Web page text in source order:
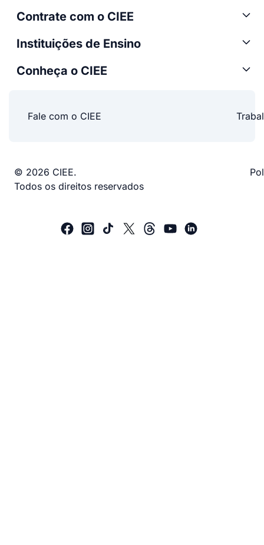
Contrate com o CIEE
Instituições de Ensino
Conheça o CIEE
Fale com o CIEE
© 2026 CIEE.
Todos os direitos reservados